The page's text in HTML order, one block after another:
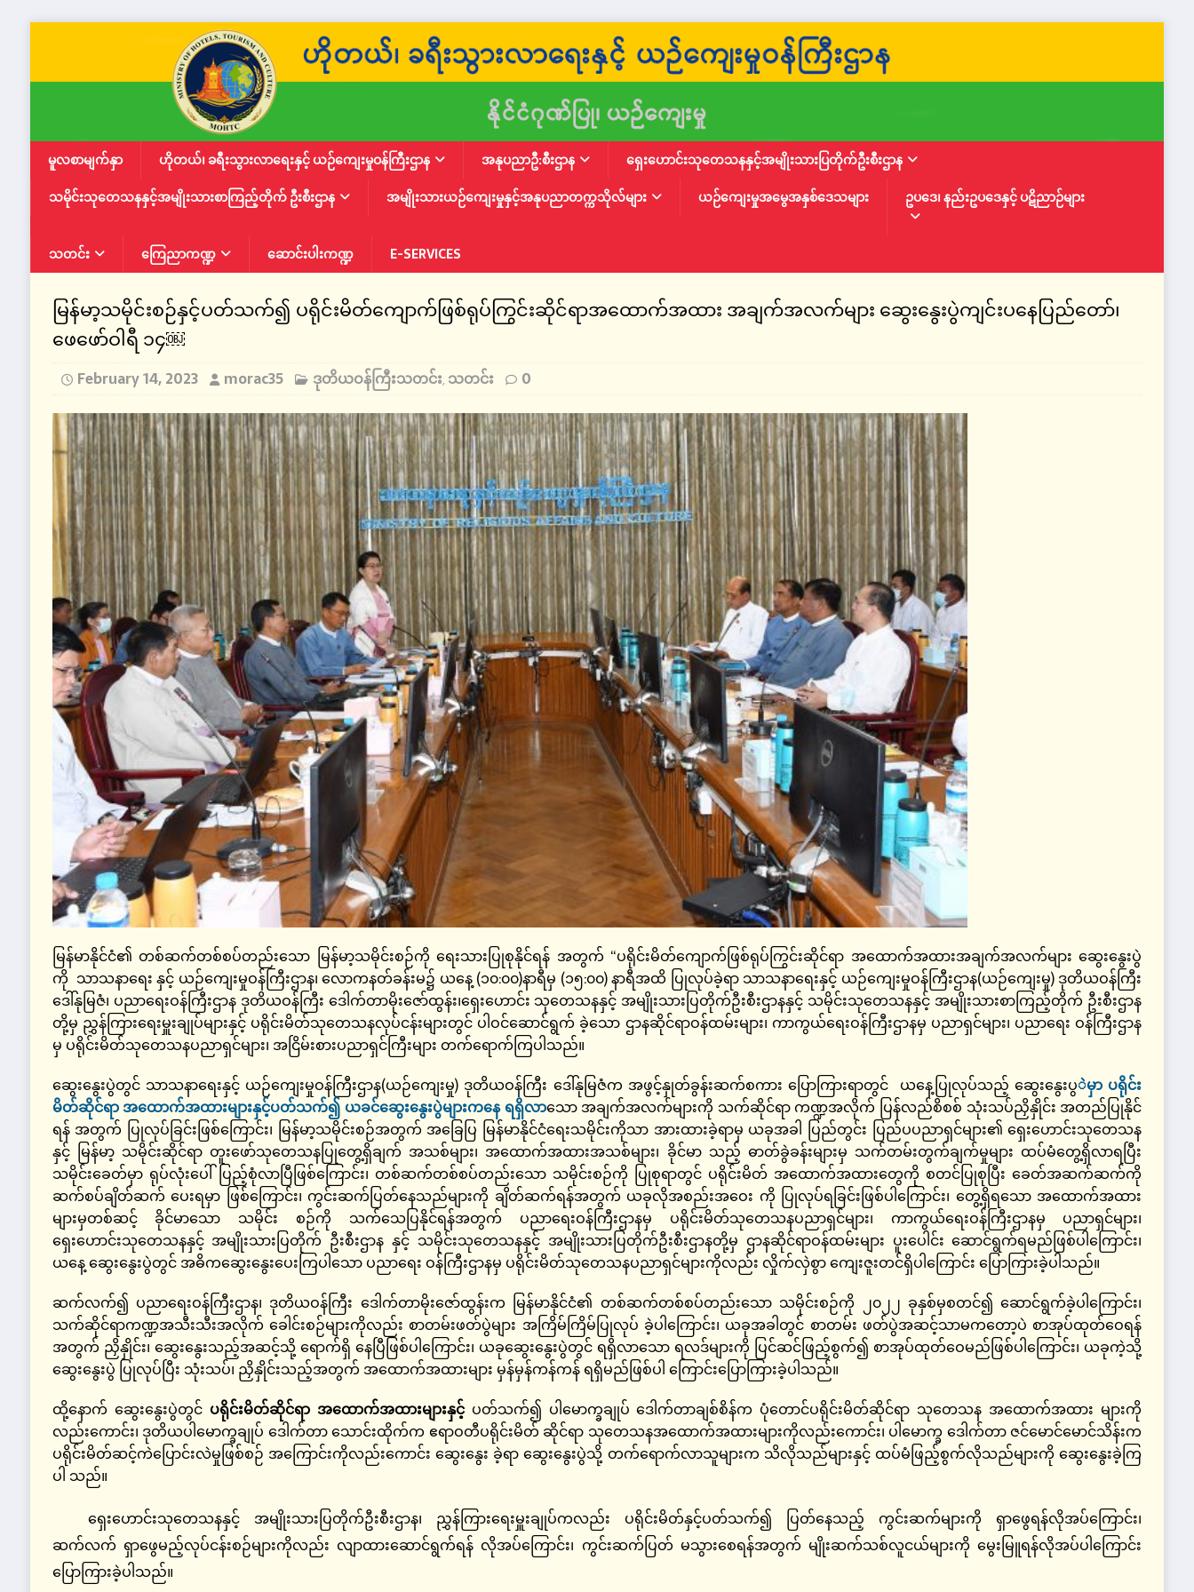
မူလစာမျက်နှာ ဟိုတယ်၊ ခရီးသွားလာရေးနှင့် ယဉ်ကျေးမှုဝန်ကြီးဌာန အနုပညာဦ:စီးဌာန
ရှေးဟောင်းသုတေသနနှင့်အမျိုးသားပြတိုက်ဦးစီးဌာန
သမိုင်းသုတေသနနှင့်အမျိုးသားစာကြည့်တိုက် ဦးစီးဌာန
အမျိုးသားယဉ်ကျေးမှုနှင့်အနုပညာတက္ကသိုလ်များ ယဉ်ကျေးမှုအမွေအနှစ်ဒေသများ ဥပဒေ၊ နည်းဥပဒေနှင့် ပဋိညာဉ်များ
သတင်း ကြေညာကဏ္ဍ ဆောင်းပါးကဏ္ဍ E-SERVICES
မြန်မာ့သမိုင်းစဉ်နှင့်ပတ်သက်၍ ပရိုင်းမိတ်ကျောက်ဖြစ်ရုပ်ကြွင်းဆိုင်ရာအထောက်အထား အချက်အလက်များ ဆွေးနွေးပွဲကျင်းပနေပြည်တော်၊
‌ဖေဖော်ဝါရီ ၁၄￼
February 14, 2023 morac35 ဒုတိယဝန်ကြီးသတင်း, သတင်း 0
မြန်မာနိုင်ငံ၏ တစ်ဆက်တစ်စပ်တည်းသော မြန်မာ့သမိုင်းစဉ်ကို ရေးသားပြုစုနိုင်ရန် အတွက် “ပရိုင်းမိတ်ကျောက်ဖြစ်ရုပ်ကြွင်းဆိုင်ရာ အထောက်အထားအချက်အလက်များ ဆွေးနွေးပွဲ
ကို သာသနာရေး နှင့် ယဉ်ကျေးမှုဝန်ကြီးဌာန၊ လောကနတ်ခန်းမ၌ ယနေ့ (၁၀:၀၀)နာရီမှ (၁၅:၀၀) နာရီအထိ ပြုလုပ်ခဲ့ရာ သာသနာရေးနှင့် ယဉ်ကျေးမှုဝန်ကြီးဌာန(ယဉ်ကျေးမှု) ဒုတိယဝန်ကြီး
ဒေါ်နုမြဇံ၊ ပညာရေးဝန်ကြီးဌာန ဒုတိယဝန်ကြီး ဒေါက်တာမိုးဇော်ထွန်း၊ရှေးဟောင်း သုတေသနနှင့် အမျိုးသားပြတိုက်ဦးစီးဌာနနှင့် သမိုင်းသုတေသနနှင့် အမျိုးသားစာကြည့်တိုက် ဦးစီးဌာန
တို့မှ ညွှန်ကြားရေးမှူးချုပ်များနှင့် ပရိုင်းမိတ်သုတေသနလုပ်ငန်းများတွင် ပါဝင်ဆောင်ရွက် ခဲ့သော ဌာနဆိုင်ရာဝန်ထမ်းများ၊ ကာကွယ်ရေးဝန်ကြီးဌာနမှ ပညာရှင်များ၊ ပညာရေး ဝန်ကြီးဌာန
မှ ပရိုင်းမိတ်သုတေသနပညာရှင်များ၊ အငြိမ်းစားပညာရှင်ကြီးများ တက်ရောက်ကြပါသည်။
ဆွေးနွေးပွဲတွင် သာသနာရေးနှင့် ယဉ်ကျေးမှုဝန်ကြီးဌာန(ယဉ်ကျေးမှု) ဒုတိယဝန်ကြီး ဒေါ်နုမြဇံက အဖွင့်နှုတ်ခွန်းဆက်စကား ပြောကြားရာတွင် ယနေ့ပြုလုပ်သည့် ဆွေးနွေးပွဲမှာ ပရိုင်း
မိတ်ဆိုင်ရာ အထောက်အထားများနှင့်ပတ်သက်၍ ယခင်ဆွေးနွေးပွဲများကနေ ရရှိလာ​သော အချက်အလက်များကို သက်ဆိုင်ရာ ကဏ္ဍအလိုက် ပြန်လည်စိစစ် သုံးသပ်ညှိနှိုင်း အတည်ပြုနိုင်
ရန် အတွက် ပြုလုပ်ခြင်းဖြစ်ကြောင်း၊ မြန်မာ့သမိုင်းစဉ်အတွက် အခြေပြ မြန်မာနိုင်ငံရေးသမိုင်းကိုသာ အားထားခဲ့ရာမှ ယခုအခါ ပြည်တွင်း ပြည်ပပညာရှင်များ၏ ရှေးဟောင်းသုတေသန
နှင့် မြန်မာ့ သမိုင်းဆိုင်ရာ တူးဖော်သုတေသနပြုတွေ့ရှိချက် အသစ်များ၊ အထောက်အထားအသစ်များ၊ ခိုင်မာ သည့် ဓာတ်ခွဲခန်းများမှ သက်တမ်းတွက်ချက်မှုများ ထပ်မံတွေ့ရှိလာရပြီး
သမိုင်းခေတ်မှာ ရုပ်လုံးပေါ် ပြည့်စုံလာပြီဖြစ်ကြောင်း၊ တစ်ဆက်တစ်စပ်တည်းသော သမိုင်းစဉ်ကို ပြုစုရာတွင် ပရိုင်းမိတ် အထောက်အထားတွေကို စတင်ပြုစုပြီး ခေတ်အဆက်ဆက်ကို
ဆက်စပ်ချိတ်ဆက် ပေးရမှာ ဖြစ်ကြောင်း၊ ကွင်းဆက်ပြတ်နေသည်များကို ချိတ်ဆက်ရန်အတွက် ယခုလိုအစည်းအဝေး ကို ပြုလုပ်ရခြင်းဖြစ်ပါကြောင်း၊ တွေ့ရှိရသော အထောက်အထား
များမှတစ်ဆင့် ခိုင်မာသော သမိုင်း စဉ်ကို သက်သေပြနိုင်ရန်အတွက် ပညာရေးဝန်ကြီးဌာနမှ ပရိုင်းမိတ်သုတေသနပညာရှင်များ၊ ကာကွယ်​ရေးဝန်ကြီးဌာနမှ ပညာရှင်များ၊
ရှေးဟောင်းသုတေသနနှင့် အမျိုးသားပြတိုက် ဦးစီးဌာန နှင့် သမိုင်းသုတေသနနှင့် အမျိုးသားပြတိုက်ဦးစီးဌာနတို့မှ ဌာနဆိုင်ရာဝန်ထမ်းများ ပူးပေါင်း ဆောင်ရွက်ရမည်ဖြစ်ပါကြောင်း၊
ယနေ့ ဆွေးနွေးပွဲတွင် အဓိကဆွေးနွေးပေးကြပါသော ပညာရေး ဝန်ကြီးဌာနမှ ပရိုင်းမိတ်သုတေသနပညာရှင်များကိုလည်း လှိုက်လှဲစွာ ကျေးဇူးတင်ရှိပါကြောင်း ပြောကြားခဲ့ပါသည်။
ဆက်လက်၍ ပညာရေးဝန်ကြီးဌာန၊ ဒုတိယဝန်ကြီး ဒေါက်တာမိုးဇော်ထွန်းက မြန်မာနိုင်ငံ၏ တစ်ဆက်တစ်စပ်တည်းသော သမိုင်းစဉ်ကို ၂၀၂၂ ခုနှစ်မှစတင်၍ ဆောင်ရွက်ခဲ့ပါကြောင်း၊
သက်ဆိုင်ရာကဏ္ဍအသီးသီးအလိုက် ခေါင်းစဉ်များကိုလည်း စာတမ်းဖတ်ပွဲများ အကြိမ်ကြိမ်ပြုလုပ် ခဲ့ပါကြောင်း၊ ယခုအခါတွင် စာတမ်း ဖတ်ပွဲအဆင့်သာမကတော့ပဲ စာအုပ်ထုတ်ဝေရန်
အတွက် ညှိနှိုင်း၊ ဆွေးနွေးသည့်အဆင့်သို့ ရောက်ရှိ နေပြီဖြစ်ပါကြောင်း၊ ယခုဆွေးနွေးပွဲတွင် ရရှိလာသော ရလဒ်များကို ပြင်ဆင်ဖြည့်စွက်၍ စာအုပ်ထုတ်ဝေမည်ဖြစ်ပါကြောင်း၊ ယခုကဲ့သို့
ဆွေးနွေးပွဲ ပြုလုပ်ပြီး သုံးသပ်၊ ညှိနှိုင်းသည့်အတွက် အထောက်အထားများ မှန်မှန်ကန်ကန် ရရှိမည်ဖြစ်ပါ ကြောင်းပြောကြားခဲ့ပါသည်။
ထို့နောက် ဆွေးနွေးပွဲတွင် ပရိုင်းမိတ်ဆိုင်ရာ အ‌ထောက်အထားများနှင့် ပတ်သက်၍ ပါမောက္ခချုပ် ဒေါက်တာချစ်စိန်က ပုံတောင်ပရိုင်းမိတ်ဆိုင်ရာ သုတေသန အထောက်အထား များကို
လည်းကောင်း၊ ဒုတိယပါမောက္ခချုပ် ဒေါက်တာ သောင်းထိုက်က ဧရာဝတီပရိုင်းမိတ် ဆိုင်ရာ သုတေသနအထောက်အထားများကိုလည်းကောင်း၊ ပါမောက္ခ ဒေါက်တာ ဇင်မောင်မောင်သိန်းက
ပရိုင်းမိတ်ဆင့်ကဲပြောင်းလဲမှုဖြစ်စဉ် အကြောင်းကိုလည်းကောင်း ဆွေးနွေး ခဲ့ရာ ဆွေးနွေးပွဲသို့ တက်ရောက်လာသူများက သိလိုသည်များနှင့် ထပ်မံဖြည့်စွက်လိုသည်များကို ဆွေးနွေးခဲ့ကြ
ပါ သည်။
ရှေးဟောင်းသုတေသနနှင့် အမျိုးသားပြတိုက်ဦးစီးဌာန၊ ညွှန်ကြားရေးမှူးချုပ်ကလည်း ပရိုင်းမိတ်နှင့်ပတ်သက်၍ ပြတ်နေသည့် ကွင်းဆက်များကို ရှာဖွေရန်လိုအပ်ကြောင်း၊
ဆက်လက် ရှာဖွေမည့်လုပ်ငန်းစဉ်များကိုလည်း လျာထားဆောင်ရွက်ရန် လိုအပ်ကြောင်း၊ ကွင်းဆက်ပြတ် မသွားစေရန်အတွက် မျိုးဆက်သစ်လူငယ်များကို မွေးမြူရန်လိုအပ်ပါကြောင်း
ပြောကြားခဲ့ပါသည်။